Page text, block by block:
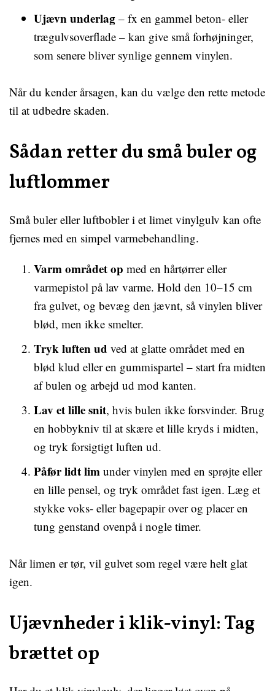
Ujævn underlag – fx en gammel beton- eller
trægulvsoverflade – kan give små forhøjninger,
som senere bliver synlige gennem vinylen.
Når du kender årsagen, kan du vælge den rette metode
til at udbedre skaden.
Sådan retter du små buler og
luftlommer
Små buler eller luftbobler i et limet vinylgulv kan ofte
fjernes med en simpel varmebehandling.
Varm området op med en hårtørrer eller
varmepistol på lav varme. Hold den 10–15 cm
fra gulvet, og bevæg den jævnt, så vinylen bliver
blød, men ikke smelter.
Tryk luften ud ved at glatte området med en
blød klud eller en gummispartel – start fra midten
af bulen og arbejd ud mod kanten.
Lav et lille snit, hvis bulen ikke forsvinder. Brug
en hobbykniv til at skære et lille kryds i midten,
og tryk forsigtigt luften ud.
Påfør lidt lim under vinylen med en sprøjte eller
en lille pensel, og tryk området fast igen. Læg et
stykke voks- eller bagepapir over og placer en
tung genstand ovenpå i nogle timer.
Når limen er tør, vil gulvet som regel være helt glat
igen.
Ujævnheder i klik-vinyl: Tag
brættet op